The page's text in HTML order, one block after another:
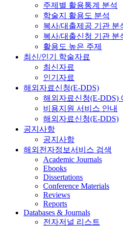
주제별 활용통계 분석
학술지 활용도 분석
복사/대출제공 기관 분
복사/대출신청 기관 분
활용도 높은 주제
최신/인기 학술자료
최신자료
인기자료
해외자료신청(E-DDS)
해외자료신청(E-DDS)
비용지원 서비스 안내
해외자료신청(E-DDS)
공지사항
공지사항
해외전자정보서비스 검색
Academic Journals
Ebooks
Dissertations
Conference Materials
Reviews
Reports
Databases & Journals
전자저널 리스트